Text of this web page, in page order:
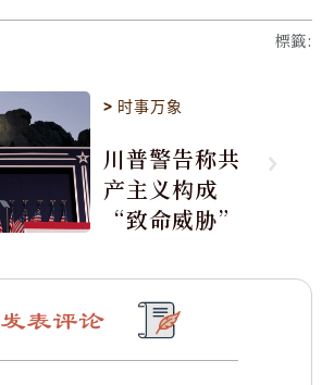
標籤:
> 时事万象
川普警告称共
产主义构成
“致命威胁”
发表评论